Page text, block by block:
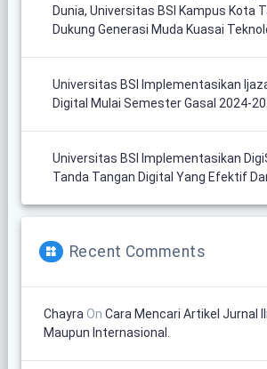
Dunia, Universitas BSI Kampus Kota
Dukung Generasi Muda Kuasai
Universitas BSI Implementasikan
Digital Mulai Semester Gasal 2024-
Universitas BSI Implementasikan
Tanda Tangan Digital Yang Efektif
Recent Comments
Chayra On Cara Mencari Artikel Jurnal
Maupun Internasional.